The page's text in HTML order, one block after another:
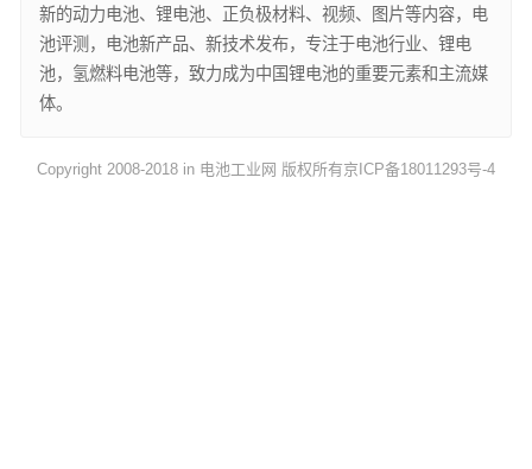
新的动力电池、锂电池、正负极材料、视频、图片等内容，电
池评测，电池新产品、新技术发布，专注于电池行业、锂电
池，氢燃料电池等，致力成为中国锂电池的重要元素和主流媒
体。
Copyright 2008-2018 in 电池工业网 版权所有京ICP备18011293号-4